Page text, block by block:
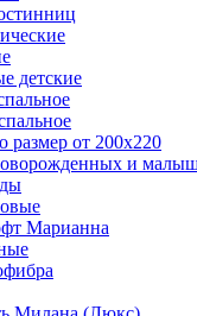
детские
размер от 200х220
и
Марианна